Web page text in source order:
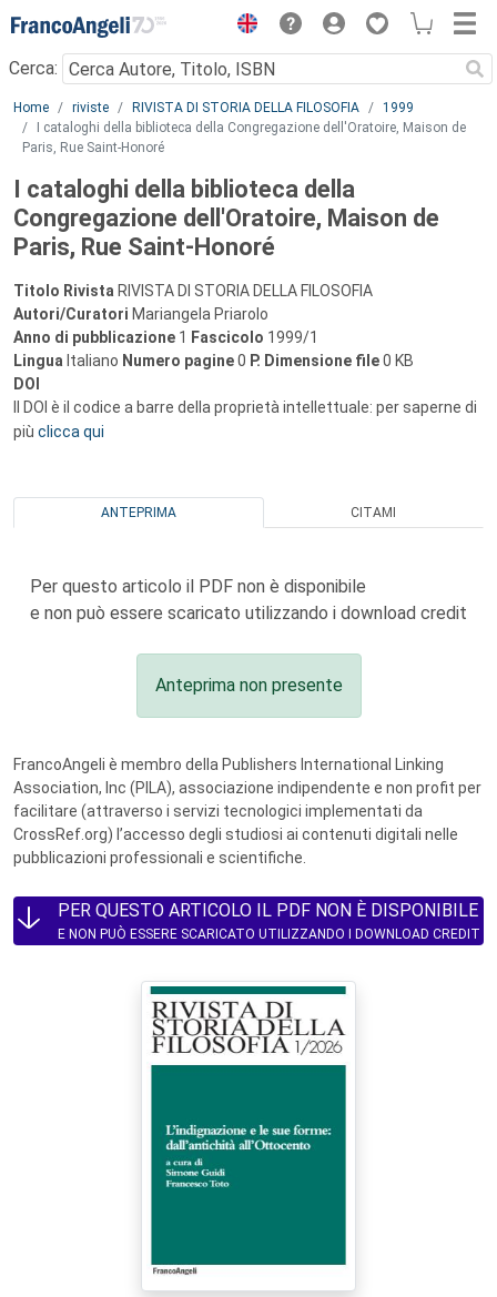
Menu
Cerca:
Main content
Home riviste RIVISTA DI STORIA DELLA FILOSOFIA
1999
I cataloghi della biblioteca della Congregazione dell'Oratoire, Maison de
Paris, Rue Saint-Honoré
I cataloghi della biblioteca della
Congregazione dell'Oratoire, Maison de
Paris, Rue Saint-Honoré
Titolo Rivista RIVISTA DI STORIA DELLA FILOSOFIA
Autori/Curatori Mariangela Priarolo
Anno di pubblicazione 1 Fascicolo 1999/1
Lingua Italiano Numero pagine0 P. Dimensione file0 KB
DOI
Il DOI è il codice a barre della proprietà intellettuale: per saperne di
più clicca qui
ANTEPRIMA CITAMI
Per questo articolo il PDF non è disponibile
e non può essere scaricato utilizzando i download credit
Anteprima non presente
FrancoAngeli è membro della Publishers International Linking
Association, Inc (PILA), associazione indipendente e non profit per
facilitare (attraverso i servizi tecnologici implementati da
CrossRef.org) l’accesso degli studiosi ai contenuti digitali nelle
pubblicazioni professionali e scientifiche.
PER QUESTO ARTICOLO IL PDF NON È DISPONIBILE
E NON PUÒ ESSERE SCARICATO UTILIZZANDO I DOWNLOAD CREDIT